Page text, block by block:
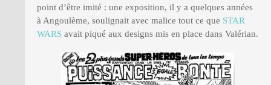
point d’être imité : une exposition, il y a quelques années
à Angoulème, soulignait avec malice tout ce que STAR
WARS avait piqué aux designs mis en place dans Valérian.